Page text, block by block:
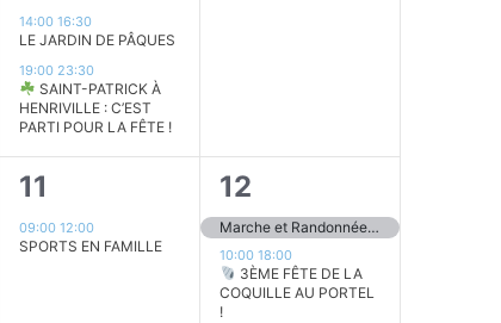
évènements,
14:0016:30
LE JARDIN DE PÂQUES
19:00 23:30
SAINT-PATRICK À
HENRIVILLE : C’EST
PARTI POUR LA FÊTE !
1
évènement,
11
09:0012:00
SPORTS EN FAMILLE
2
évènements,
12
Marche et Randonnée Bleues au Portel
10:0018:00
3ÈME FÊTE DE LA
COQUILLE AU PORTEL
!